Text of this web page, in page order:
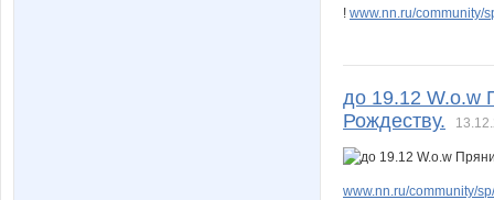
! www.nn.ru/community/
до 19.12 W.о.w
Рождеству.
www.nn.ru/community/